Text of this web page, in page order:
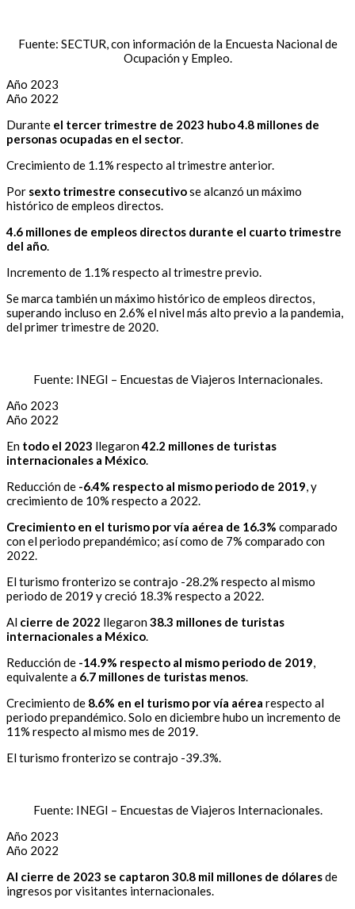
Fuente: SECTUR, con información de la Encuesta Nacional de
Ocupación y Empleo.
Año 2023
Año 2022
Durante el tercer trimestre de 2023 hubo 4.8 millones de
personas ocupadas en el sector.
Crecimiento de 1.1% respecto al trimestre anterior.
Por sexto trimestre consecutivose alcanzó un máximo
histórico de empleos directos.
4.6 millones de empleos directos durante el cuarto trimestre
del año.
Incremento de 1.1% respecto al trimestre previo.
Se marca también un máximo histórico de empleos directos,
superando incluso en 2.6% el nivel más alto previo a la pandemia,
del primer trimestre de 2020.
Fuente: INEGI – Encuestas de Viajeros Internacionales.
Año 2023
Año 2022
En todo el 2023 llegaron42.2 millones de turistas
internacionales a México.
Reducción de -6.4% respecto al mismo periodo de 2019, y
crecimiento de 10% respecto a 2022.
Crecimiento en el turismo por vía aérea de 16.3% comparado
con el periodo prepandémico; así como de 7% comparado con
2022.
El turismo fronterizo se contrajo -28.2% respecto al mismo
periodo de 2019 y creció 18.3% respecto a 2022.
Al cierre de 2022 llegaron38.3 millones de turistas
internacionales a México.
Reducción de -14.9% respecto al mismo periodo de 2019,
equivalente a 6.7 millones de turistas menos.
Crecimiento de 8.6% en el turismo por vía aérea respecto al
periodo prepandémico. Solo en diciembre hubo un incremento de
11% respecto al mismo mes de 2019.
El turismo fronterizo se contrajo -39.3%.
Fuente: INEGI – Encuestas de Viajeros Internacionales.
Año 2023
Año 2022
Al cierre de 2023 se captaron 30.8 mil millones de dólaresde
ingresos por visitantes internacionales.